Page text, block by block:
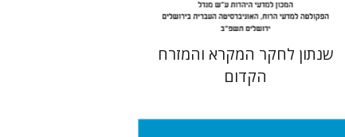
שנתון לחקר המקרא והמזרח
הקדום